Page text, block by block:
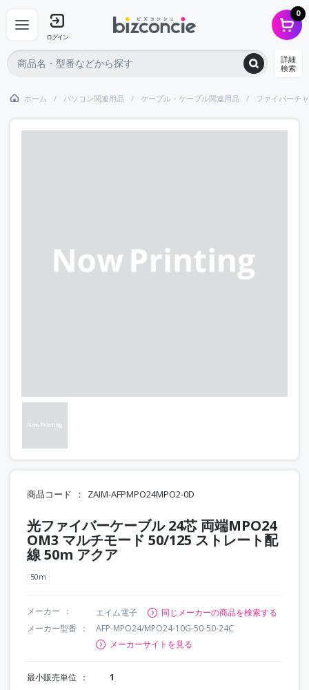
ログイン
0
詳細
検索
ホーム パソコン関連用品 ケーブル・ケーブル関連用品 ファイバーチ
商品コード ZAIM-AFPMPO24MPO2-0D
光ファイバーケーブル 24芯 両端MPO24
OM3 マルチモード 50/125 ストレート配
線 50m アクア
50m
メーカー エイム電子
同じメーカーの商品を検索する
メーカー型番
AFP-MPO24/MPO24-10G-50-50-24C
メーカーサイトを見る
最小販売単位 1